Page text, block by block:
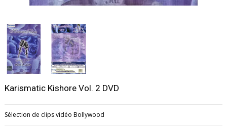
Karismatic Kishore Vol. 2 DVD
Sélection de clips vidéo Bollywood